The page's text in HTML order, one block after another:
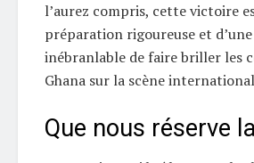
l’aurez compris, cette victoire
préparation rigoureuse et
inébranlable de faire briller les
Ghana sur la scène
Que nous réserve